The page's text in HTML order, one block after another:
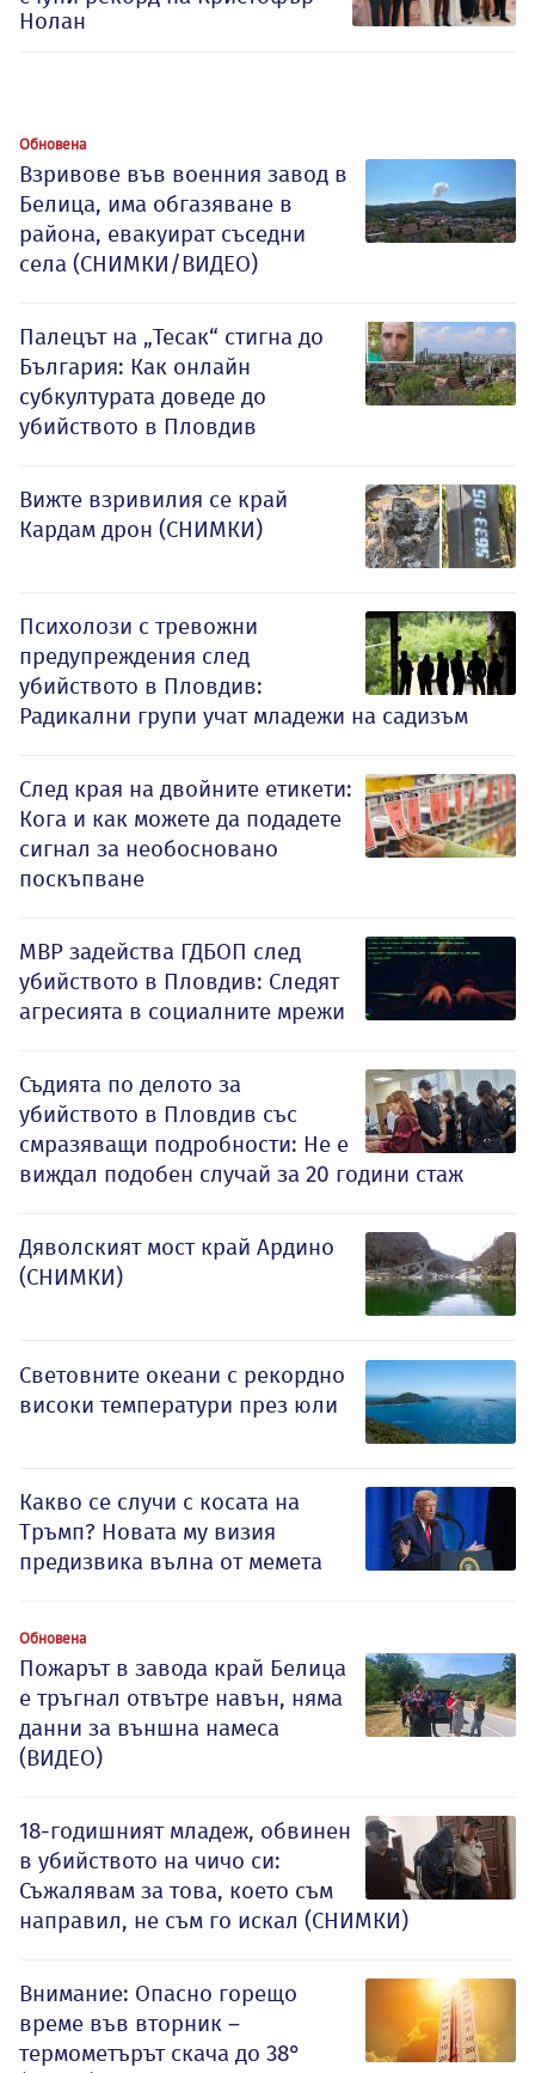
Нолан
Обновена
Взривове във военния завод в
Белица, има обгазяване в
района, евакуират съседни
села (СНИМКИ/ВИДЕО)
Палецът на „Тесак“ стигна до
България: Как онлайн
субкултурата доведе до
убийството в Пловдив
Вижте взривилия се край
Кардам дрон (СНИМКИ)
Психолози с тревожни
предупреждения след
убийството в Пловдив:
Радикални групи учат младежи на садизъм
След края на двойните етикети:
Кога и как можете да подадете
сигнал за необосновано
поскъпване
МВР задейства ГДБОП след
убийството в Пловдив: Следят
агресията в социалните мрежи
Съдията по делото за
убийството в Пловдив със
смразяващи подробности: Не е
виждал подобен случай за 20 години стаж
Дяволският мост край Ардино
(СНИМКИ)
Световните океани с рекордно
високи температури през юли
Какво се случи с косата на
Тръмп? Новата му визия
предизвика вълна от мемета
Обновена
Пожарът в завода край Белица
е тръгнал отвътре навън, няма
данни за външна намеса
(ВИДЕО)
18-годишният младеж, обвинен
в убийството на чичо си:
Съжалявам за това, което съм
направил, не съм го искал (СНИМКИ)
Внимание: Опасно горещо
време във вторник –
термометърът скача до 38°